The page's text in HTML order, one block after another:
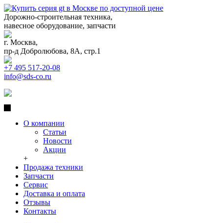
Дорожно-строительная техника,
навесное оборудование, запчасти
г. Москва,
пр-д Добролюбова, 8А, стр.1
+7 495 517-20-08
info@sds-co.ru
О компании
Статьи
Новости
Акции
+
Продажа техники
Запчасти
Сервис
Доставка и оплата
Отзывы
Контакты